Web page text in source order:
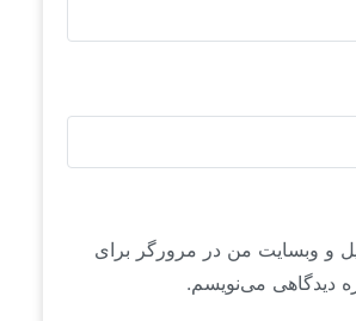
و وبسایت من در مرورگر برای
دیدگاهی می‌نویسم.